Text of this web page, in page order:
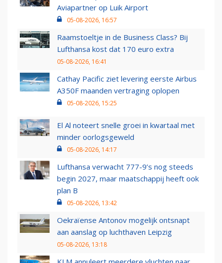
Aviapartner op Luik Airport
05-08-2026, 16:57
Raamstoeltje in de Business Class? Bij
Lufthansa kost dat 170 euro extra
05-08-2026, 16:41
Cathay Pacific ziet levering eerste Airbus
A350F maanden vertraging oplopen
05-08-2026, 15:25
El Al noteert snelle groei in kwartaal met
minder oorlogsgeweld
05-08-2026, 14:17
Lufthansa verwacht 777-9’s nog steeds
begin 2027, maar maatschappij heeft ook
plan B
05-08-2026, 13:42
Oekraïense Antonov mogelijk ontsnapt
aan aanslag op luchthaven Leipzig
05-08-2026, 13:18